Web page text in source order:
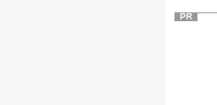
PR